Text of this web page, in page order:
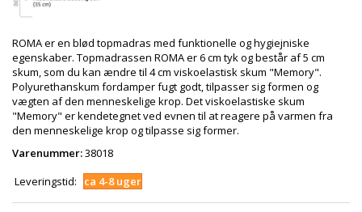
ROMA er en blød topmadras med funktionelle og hygiejniske
egenskaber. Topmadrassen ROMA er 6 cm tyk og består af 5 cm
skum, som du kan ændre til 4 cm viskoelastisk skum "Memory".
Polyurethanskum fordamper fugt godt, tilpasser sig formen og
vægten af ​​den menneskelige krop. Det viskoelastiske skum
"Memory" er kendetegnet ved evnen til at reagere på varmen fra
den menneskelige krop og tilpasse sig former.
Varenummer:38018
Leveringstid:
ca 4-8 uger